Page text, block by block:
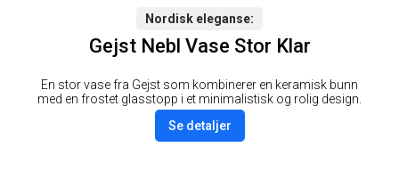
Nordisk eleganse
Gejst Nebl Vase Stor Klar
En stor vase fra Gejst som kombinerer en keramisk bunn
med en frostet glasstopp i et minimalistisk og rolig design.
Se detaljer